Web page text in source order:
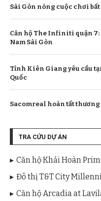
Sài Gòn nóng cuộc chơi
Căn hộ The Infiniti quận 7:
Nam Sài Gòn
Tỉnh Kiên Giang yêu cầu
Quốc
Sacomreal hoàn tất thương
TRA CỨU DỰ ÁN
Căn hộ Khải Hoàn
Đô thị T&T City
Căn hộ Arcadia at